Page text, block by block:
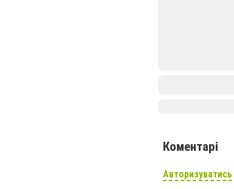
Коментарі
Авторизуватись